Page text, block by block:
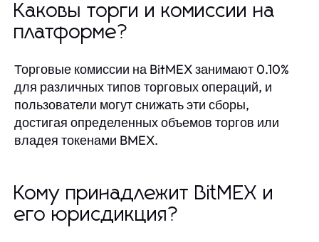
Каковы торги и комиссии на
платформе?
Торговые комиссии на BitMEX занимают 0.10%
для различных типов торговых операций, и
пользователи могут снижать эти сборы,
достигая определенных объемов торгов или
владея токенами BMEX.
Кому принадлежит BitMEX и
его юрисдикция?